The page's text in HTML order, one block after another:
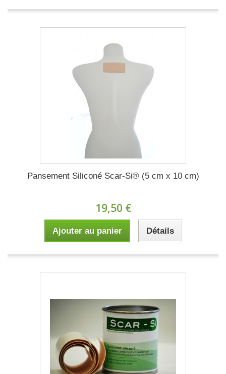
Pansement Siliconé Scar-Si® (5 cm x 10 cm)
19,50 €
Ajouter au panier Détails